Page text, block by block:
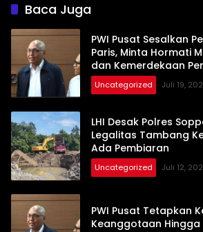
Baca Juga
PWI Pusat Sesalkan
Paris, Minta Hormati
dan Kemerdekaan
Uncategorized Juli 19,
LHI Desak Polres
Legalitas Tambang
Ada Pembiaran
Uncategorized Juli 12,
PWI Pusat Tetapkan
Keanggotaan Hingga